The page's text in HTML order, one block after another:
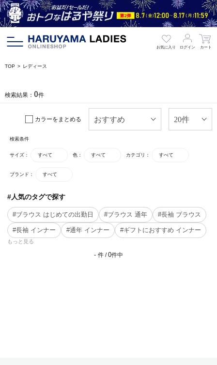
お気に入り ログイン カート
TOP レディース
検索結果： 0件
カラーをまとめる
検索条件
サイズ： すべて 色： すべて カテゴリ： すべて
ブランド： すべて
#人気のタグで探す
#ブラウス はじめての出勤日 #ブラウス 通年 #長袖 ブラウス
#長袖 インナー #通年 インナー #ギフトにおすすめ インナー
もっと見る
- 件 /0件中